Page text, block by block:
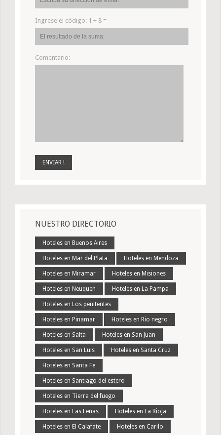
Ingrese el código: 1 + 8 =
Comentario:
NUESTRO DIRECTORIO
Hoteles en Buenos Aires
Hoteles en Mar del Plata Hoteles en Mendoza
Hoteles en Miramar Hoteles en Misiones
Hoteles en Neuquen Hoteles en La Pampa
Hoteles en Los penitentes
Hoteles en Pinamar Hoteles en Rio negro
Hoteles en Salta Hoteles en San Juan
Hoteles en San Luis Hoteles en Santa Cruz
Hoteles en Santa Fe
Hoteles en Santiago del estero
Hoteles en Tierra del fuego
Hoteles en Las Leñas Hoteles en La Rioja
Hoteles en El Calafate Hoteles en Carilo